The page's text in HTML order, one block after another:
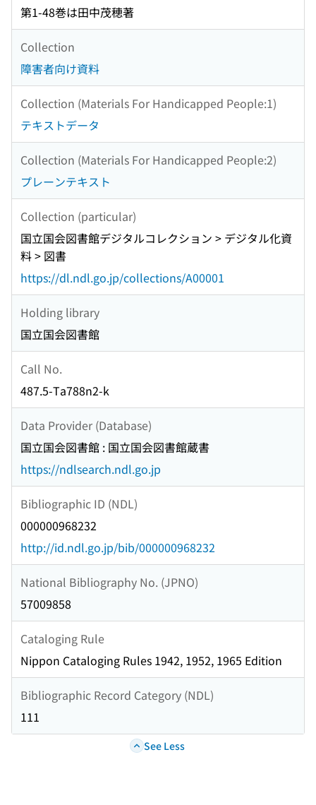
第1-48巻は田中茂穂著
Collection
障害者向け資料
Collection (Materials For Handicapped People:1)
テキストデータ
Collection (Materials For Handicapped People:2)
プレーンテキスト
Collection (particular)
国立国会図書館デジタルコレクション > デジタル化資
料 > 図書
https://dl.ndl.go.jp/collections/A00001
Holding library
国立国会図書館
Call No.
487.5-Ta788n2-k
Data Provider (Database)
国立国会図書館 : 国立国会図書館蔵書
https://ndlsearch.ndl.go.jp
Bibliographic ID (NDL)
000000968232
http://id.ndl.go.jp/bib/000000968232
National Bibliography No. (JPNO)
57009858
Cataloging Rule
Nippon Cataloging Rules 1942, 1952, 1965 Edition
Bibliographic Record Category (NDL)
111
See Less